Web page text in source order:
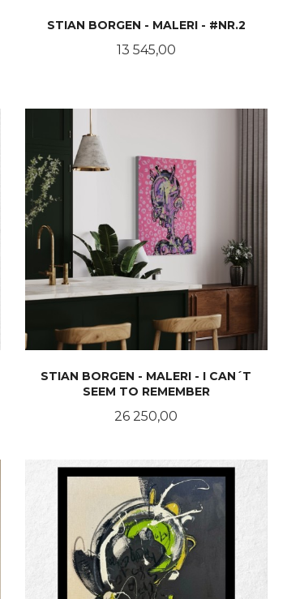
STIAN BORGEN - MALERI - #NR.2
Pris
13 545,00
STIAN BORGEN - MALERI - I CAN´T
SEEM TO REMEMBER
Pris
26 250,00